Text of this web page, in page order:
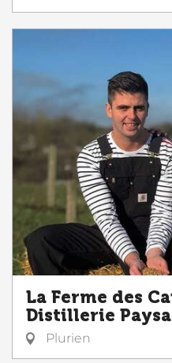
La Ferme des
Distillerie
Plurien